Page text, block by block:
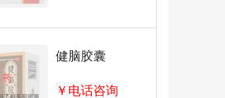
健脑胶囊
￥电话咨询